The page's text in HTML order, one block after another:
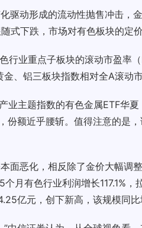
驱动形成的流动性抛售冲击，
式下跌，市场对有色板块的定价
行业重点子板块的滚动市盈率
、铝三板块指数相对全A滚动
业主题指数的有色金属ETF华
份额近乎腰斩。值得注意的是
面恶化，相反除了金价大幅调
月有色行业利润增长117.1%
亿元，创下新高，该规模同比